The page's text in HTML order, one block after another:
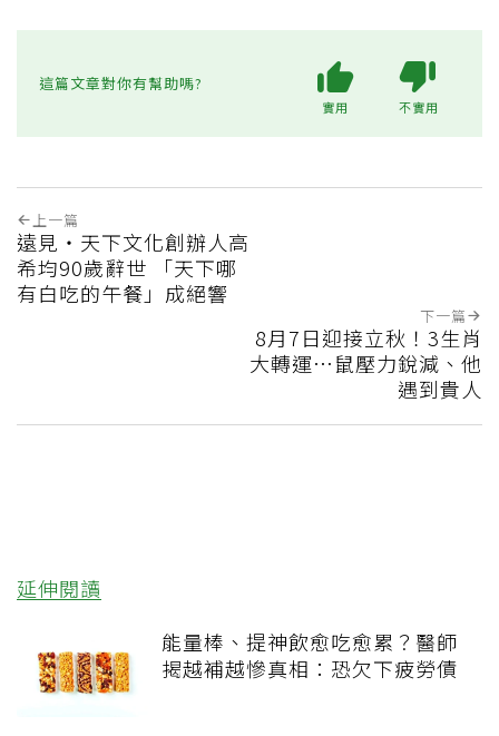
這篇文章對你有幫助嗎?
實用 不實用
上一篇
遠見‧天下文化創辦人高
希均90歲辭世 「天下哪
有白吃的午餐」成絕響
下一篇
8月7日迎接立秋！3生肖
大轉運…鼠壓力銳減、他
遇到貴人
延伸閱讀
能量棒、提神飲愈吃愈累？醫師
揭越補越慘真相：恐欠下疲勞債